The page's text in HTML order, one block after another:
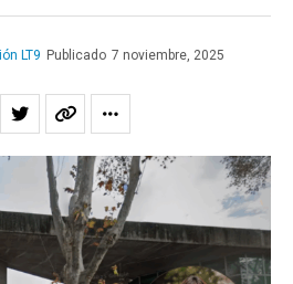
LT9 Publicado 7 noviembre, 2025